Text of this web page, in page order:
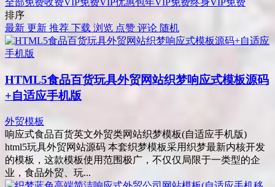
全部免费收费VIP免费VIP优惠包年VIP免费终身VIP免费
排序
最新 更新 推荐 下载 浏览 点赞 评论 随机
HTML5食品百货玩具外贸网站织梦响应式模板源码
+自适应手机版
外贸模板
响应式食品百货英文外贸类网站织梦模板(自适应手机版)
html5玩具外贸网站源码 本套织梦模板采用织梦最新内核开发
的模板，这款模板使用范围极广，不仅仅局限于一类型的企
业，食品外贸、玩...